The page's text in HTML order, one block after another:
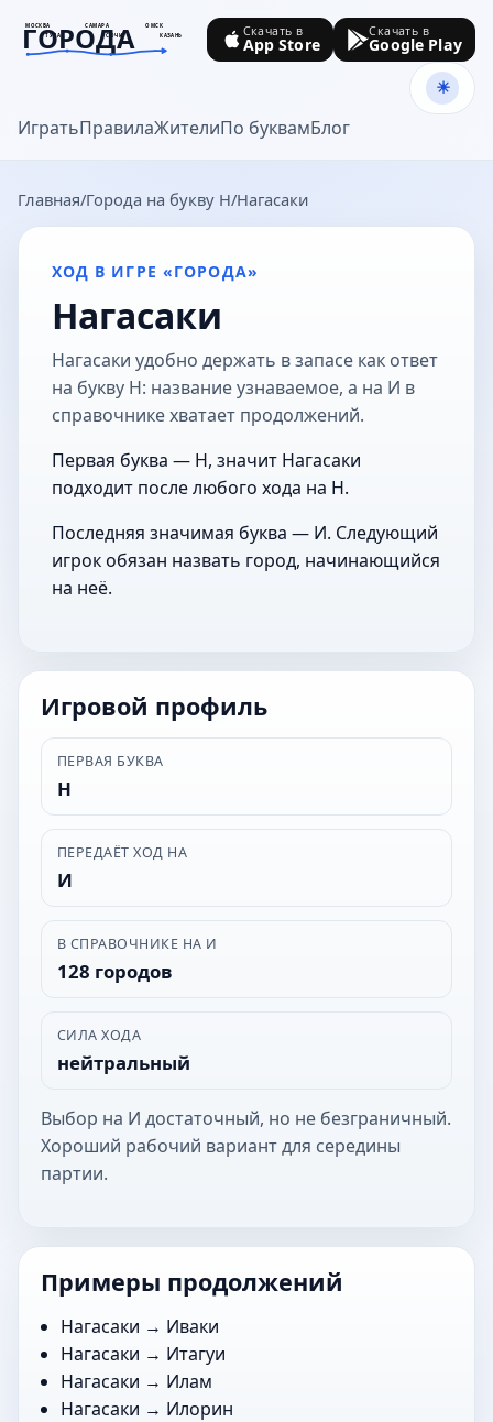
МОСКВА САМАРА
ОМСК
ТУЛА
СОЧИ КАЗАНЬ
ГОРОДА
goroda-na.ru
ИгратьПравилаЖителиПо буквамБлог
Скачать в
App Store
Скачать в
Google Play
Главная Города на букву Н Нагасаки
ХОД В ИГРЕ «ГОРОДА»
Нагасаки
Нагасаки удобно держать в запасе как ответ
на букву Н: название узнаваемое, а на И в
справочнике хватает продолжений.
Первая буква — Н, значит Нагасаки
подходит после любого хода на Н.
Последняя значимая буква — И. Следующий
игрок обязан назвать город, начинающийся
на неё.
Игровой профиль
ПЕРВАЯ БУКВА
Н
ПЕРЕДАЁТ ХОД НА
И
В СПРАВОЧНИКЕ НА И
128 городов
СИЛА ХОДА
нейтральный
Выбор на И достаточный, но не безграничный.
Хороший рабочий вариант для середины
партии.
Примеры продолжений
Нагасаки → Иваки
Нагасаки → Итагуи
Нагасаки → Илам
Нагасаки → Илорин